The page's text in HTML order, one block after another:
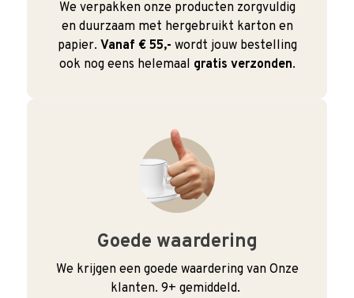
We verpakken onze producten zorgvuldig
en duurzaam met hergebruikt karton en
papier. Vanaf € 55,- wordt jouw bestelling
ook nog eens helemaal gratis verzonden.
Goede waardering
We krijgen een goede waardering van Onze
klanten. 9+ gemiddeld.